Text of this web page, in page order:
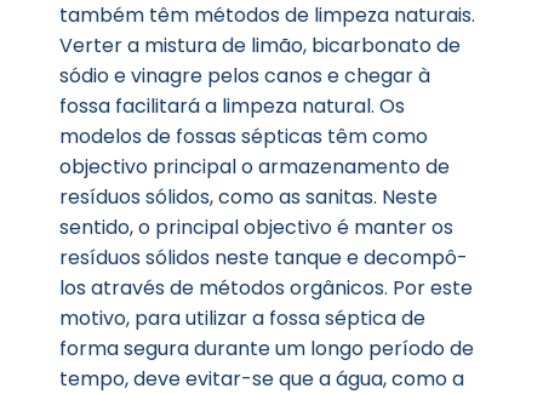
também têm métodos de limpeza naturais.
Verter a mistura de limão, bicarbonato de
sódio e vinagre pelos canos e chegar à
fossa facilitará a limpeza natural. Os
modelos de fossas sépticas têm como
objectivo principal o armazenamento de
resíduos sólidos, como as sanitas. Neste
sentido, o principal objectivo é manter os
resíduos sólidos neste tanque e decompô-
los através de métodos orgânicos. Por este
motivo, para utilizar a fossa séptica de
forma segura durante um longo período de
tempo, deve evitar-se que a água, como a